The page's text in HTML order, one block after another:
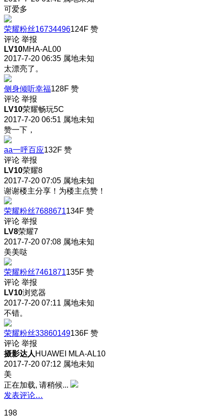
可爱多
荣耀粉丝16734496124F 赞
评论 举报
LV10MHA-AL00
2017-7-20 06:35 属地未知
太漂亮了。
侧身倾听幸福128F 赞
评论 举报
LV10荣耀畅玩5C
2017-7-20 06:51 属地未知
赞一下，
aa一呼百应132F 赞
评论 举报
LV10荣耀8
2017-7-20 07:05 属地未知
谢谢楼主分享！为楼主点赞！
荣耀粉丝7688671134F 赞
评论 举报
LV8荣耀7
2017-7-20 07:08 属地未知
美美哒
荣耀粉丝7461871135F 赞
评论 举报
LV10浏览器
2017-7-20 07:11 属地未知
不错。
荣耀粉丝33860149136F 赞
评论 举报
摄影达人 HUAWEI MLA-AL10
2017-7-20 07:12 属地未知
美
正在加载, 请稍候...
发表评论…
198